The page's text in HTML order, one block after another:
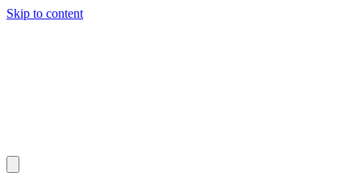
Skip to content